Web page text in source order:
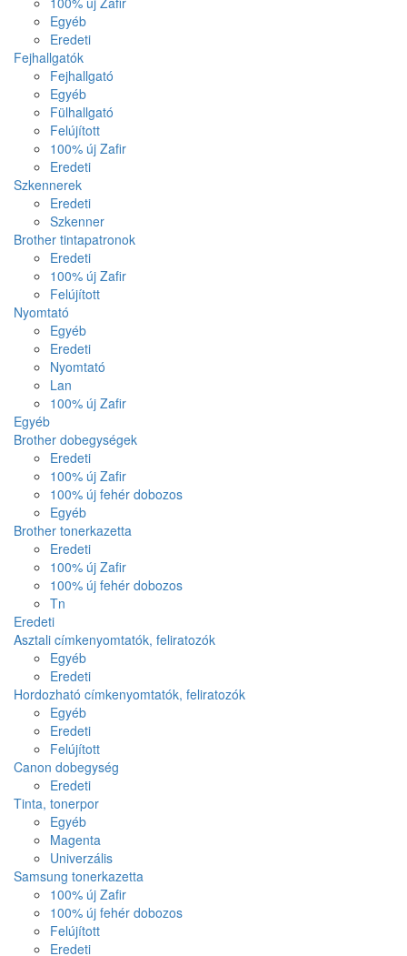
Egyéb
Eredeti
Fejhallgatók
Fejhallgató
Egyéb
Fülhallgató
Felújított
100% új Zafir
Eredeti
Szkennerek
Eredeti
Szkenner
Brother tintapatronok
Eredeti
100% új Zafir
Felújított
Nyomtató
Egyéb
Eredeti
Nyomtató
Lan
100% új Zafir
Egyéb
Brother dobegységek
Eredeti
100% új Zafir
100% új fehér dobozos
Egyéb
Brother tonerkazetta
Eredeti
100% új Zafir
100% új fehér dobozos
Tn
Eredeti
Asztali címkenyomtatók, feliratozók
Egyéb
Eredeti
Hordozható címkenyomtatók, feliratozók
Egyéb
Eredeti
Felújított
Canon dobegység
Eredeti
Tinta, tonerpor
Egyéb
Magenta
Univerzális
Samsung tonerkazetta
100% új Zafir
100% új fehér dobozos
Felújított
Eredeti